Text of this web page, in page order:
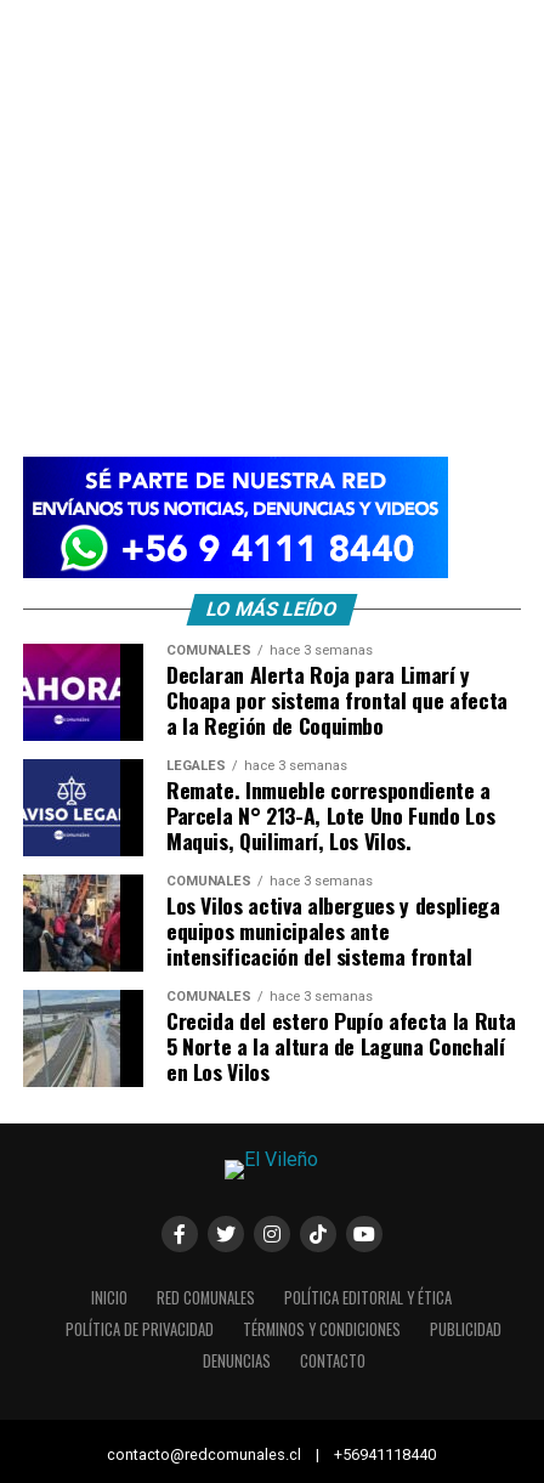
LO MÁS LEÍDO
COMUNALES hace 3 semanas
Declaran Alerta Roja para Limarí y
Choapa por sistema frontal que afecta
a la Región de Coquimbo
LEGALES hace 3 semanas
Remate. Inmueble correspondiente a
Parcela N° 213-A, Lote Uno Fundo Los
Maquis, Quilimarí, Los Vilos.
COMUNALES hace 3 semanas
Los Vilos activa albergues y despliega
equipos municipales ante
intensificación del sistema frontal
COMUNALES hace 3 semanas
Crecida del estero Pupío afecta la Ruta
5 Norte a la altura de Laguna Conchalí
en Los Vilos
INICIO RED COMUNALES
POLÍTICA EDITORIAL Y ÉTICA
POLÍTICA DE PRIVACIDAD
TÉRMINOS Y CONDICIONES
PUBLICIDAD
DENUNCIAS
CONTACTO
contacto@redcomunales.cl | +56941118440